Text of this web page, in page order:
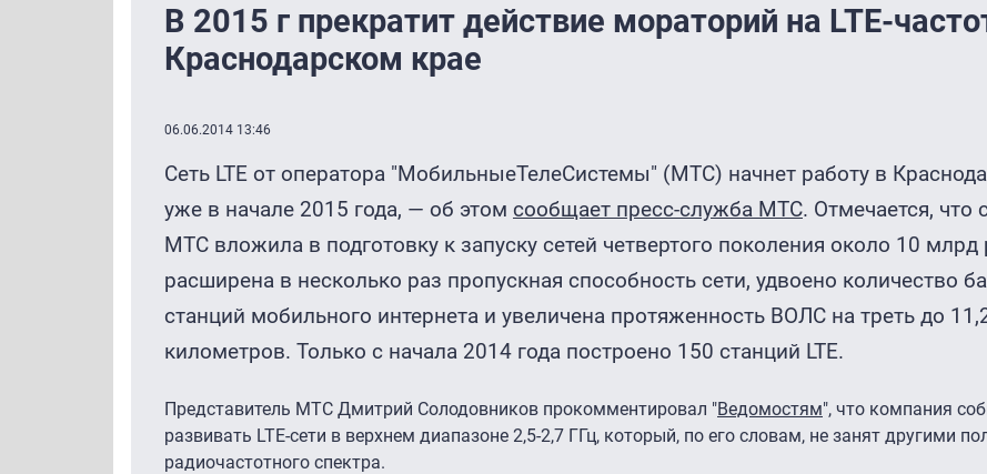
В 2015 г прекратит действие мораторий на LTE-
Краснодарском крае
06.06.2014 13:46
Сеть LTE от оператора "МобильныеТелеСистемы" (МТС) начнет работу в
уже в начале 2015 года, — об этом сообщает пресс-служба МТС. Отмечается, что
МТС вложила в подготовку к запуску сетей четвертого поколения около 10 млрд
расширена в несколько раз пропускная способность сети, удвоено количество
станций мобильного интернета и увеличена протяженность ВОЛС на треть до
километров. Только с начала 2014 года построено 150 станций LTE.
Представитель МТС Дмитрий Солодовников прокомментировал "Ведомостям", что компания
развивать LTE-сети в верхнем диапазоне 2,5-2,7 ГГц, который, по его словам, не занят другими
радиочастотного спектра.